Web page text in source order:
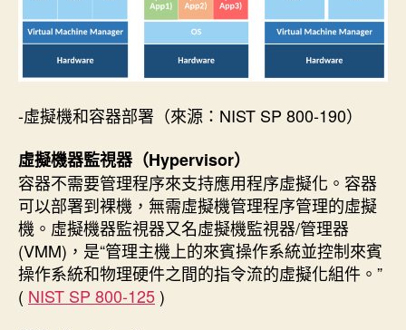
-虛擬機和容器部署（來源：NIST SP 800-190）
虛擬機器監視器（Hypervisor）
容器不需要管理程序來支持應用程序虛擬化。容器
可以部署到裸機，無需虛擬機管理程序管理的虛擬
機。虛擬機器監視器又名虛擬機監視器/管理器
(VMM)，是“管理主機上的來賓操作系統並控制來賓
操作系統和物理硬件之間的指令流的虛擬化組件。”
( NIST SP 800-125)